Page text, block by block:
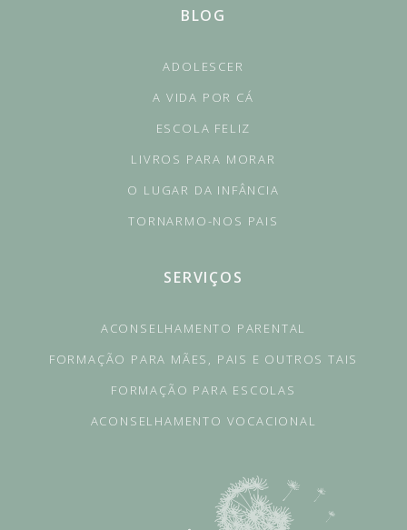
BLOG
ADOLESCER
A VIDA POR CÁ
ESCOLA FELIZ
LIVROS PARA MORAR
O LUGAR DA INFÂNCIA
TORNARMO-NOS PAIS
SERVIÇOS
ACONSELHAMENTO PARENTAL
FORMAÇÃO PARA MÃES, PAIS E OUTROS TAIS
FORMAÇÃO PARA ESCOLAS
ACONSELHAMENTO VOCACIONAL